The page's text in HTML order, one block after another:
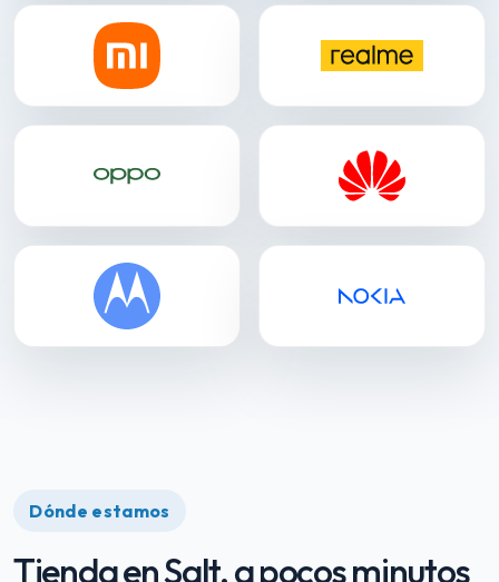
Dónde estamos
Tienda en Salt, a pocos minutos